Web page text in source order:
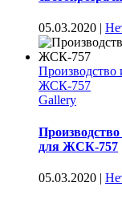
05.03.2020 |
ЖСК-757
Gallery
для ЖСК-757
05.03.2020 |